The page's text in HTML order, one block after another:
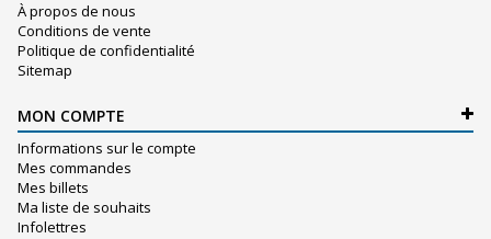
À propos de nous
Conditions de vente
Politique de confidentialité
Sitemap
MON COMPTE
Informations sur le compte
Mes commandes
Mes billets
Ma liste de souhaits
Infolettres